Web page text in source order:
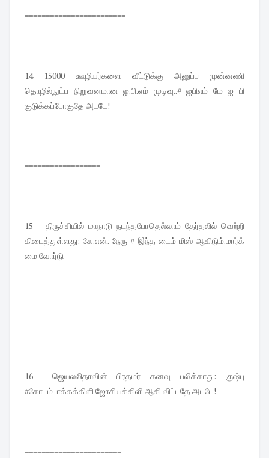
========================
14 15000 ஊழியர்களை வீட்டுக்கு அனுப்ப முன்னணி
தொழில்நுட்ப நிறுவனமான ஐ.பி.எம் முடிவு..# ஐபிஎம் மே ஐ பி
குடுக்கப்போகுதே அடடே!
==================
15 திருச்சியில் மாநாடு நடந்தபோதெல்லாம் தேர்தலில் வெற்றி
கிடைத்துள்ளது: கே.என். நேரு # இந்த டைம் மிஸ் ஆகிடும்.மார்க்
மை வோர்டு
======================
16 ஜெயலலிதாவின் பிரதமர் கனவு பலிக்காது: குஷ்பு
#கோடம்பாக்கக்கிளி ஜோசியக்கிளி ஆகி விட்டதே அடடே!
=======================